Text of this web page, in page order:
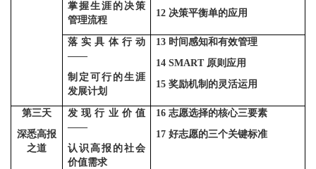
掌握生涯的决策
管理流程
12决策平衡单的应用
落实具体行动
——
制定可行的生涯
发展计划
13 时间感知和有效管理
14SMART 原则应用
15奖励机制的灵活运用
第三天
深悉高报
之道
发现行业价值
——
认识高报的社会
价值需求
16志愿选择的核心三要素
17好志愿的三个关键标准